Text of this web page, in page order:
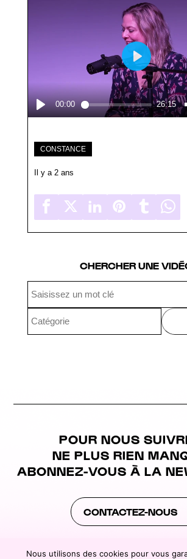
CONSTANCE
Il y a 2 ans
CHERCHER UNE
POUR NOUS
NE PLUS RIEN
ABONNEZ-VOUS À LA
CONTACTEZ-NOUS
Nous utilisons des cookies pour vous